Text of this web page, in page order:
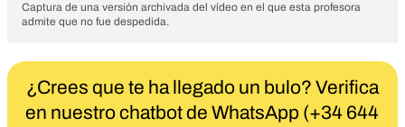
Captura de una versión archivada del vídeo en el que esta profesora
admite que no fue despedida.
¿Crees que te ha llegado un bulo? Verifica
en nuestro chatbot de WhatsApp (+34 644